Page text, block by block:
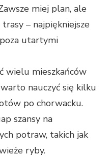
miej plan, ale
– najpiękniejsze
utartymi
wielu mieszkańców
nauczyć się kilku
po chorwacku.
szansy na
potraw, takich jak
ryby.